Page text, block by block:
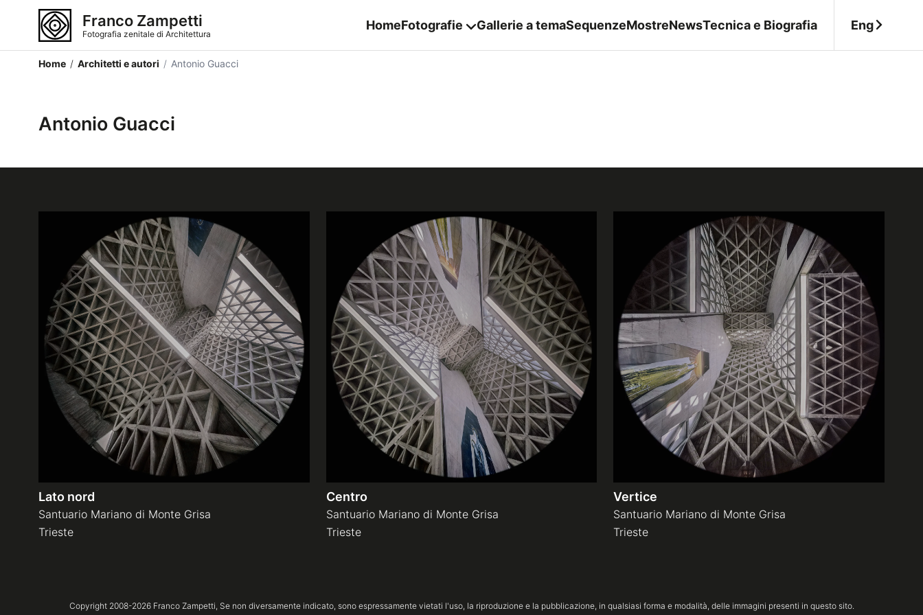
Franco Zampetti
Fotografia zenitale di Architettura
HomeFotografie Gallerie a temaSequenzeMostreNewsTecnica e Biografia Eng
Home / Architetti e autori / Antonio Guacci
Antonio Guacci
Lato nord
Santuario Mariano di Monte Grisa
Trieste
Centro
Santuario Mariano di Monte Grisa
Trieste
Vertice
Santuario Mariano di Monte Grisa
Trieste
Copyright 2008-2026Franco Zampetti, Se non diversamente indicato, sono espressamente vietati l'uso, la riproduzione e la pubblicazione, in qualsiasi forma e modalità, delle immagini presenti in questo sito.